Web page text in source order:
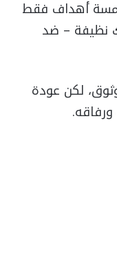
أهداف فقط
نظيفة – ضد
لكن عودة